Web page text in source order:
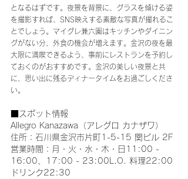
となるはずです。夜景を背景に、グラスを傾ける姿
を撮影すれば、SNS映えする素敵な写真が撮れるこ
とでしょう。マイグレ兼六園はキッチンやダイニン
グがない分、外食の機会が増えます。金沢の夜を最
大限に満喫できるよう、事前にレストランを予約し
ておくのがおすすめです。金沢の美しい夜景と共
に、思い出に残るディナータイムをお過ごしくださ
い。
■スポット情報
Allegro Kanazawa（アレグロ カナザワ）
住所：石川県金沢市片町1-5-15 関ビル 2F
営業時間：月・火・水・木・日11:00 -
16:00、17:00 - 23:00L.O. 料理22:00
ドリンク22:30